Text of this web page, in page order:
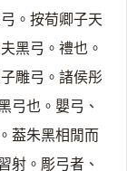
。按荀卿子天
黑弓。禮也。
雕弓。諸侯彤
弓也。嬰弓、
葢朱黑相閒而
射。彫弓者、